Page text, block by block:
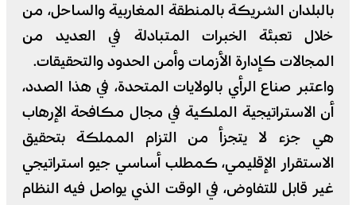
بالبلدان الشريكة بالمنطقة المغاربية والساحل، من
خلال تعبئة الخبرات المتبادلة في العديد من
المجالات كإدارة الأزمات وأمن الحدود والتحقيقات.
واعتبر صناع الرأي بالولايات المتحدة، في هذا الصدد،
أن الاستراتيجية الملكية في مجال مكافحة الإرهاب
هي جزء لا يتجزأ من التزام المملكة بتحقيق
الاستقرار الإقليمي، كمطلب أساسي جيو استراتيجي
غير قابل للتفاوض، في الوقت الذي يواصل فيه النظام